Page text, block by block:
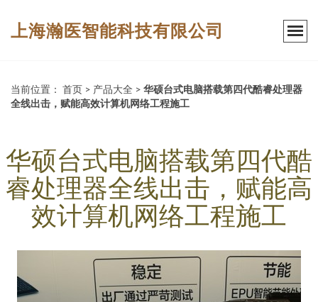
上海瀚医智能科技有限公司
当前位置： 首页 > 产品大全 > 华硕台式电脑搭载第四代酷睿处理器
全线出击，赋能高效计算机网络工程施工
华硕台式电脑搭载第四代酷
睿处理器全线出击，赋能高
效计算机网络工程施工